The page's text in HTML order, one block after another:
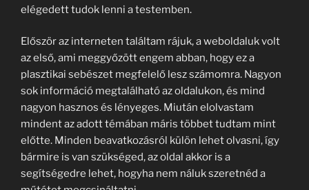
elégedett tudok lenni a testemben.
Először az interneten találtam rájuk, a weboldaluk volt
az első, ami meggyőzött engem abban, hogy ez a
plasztikai sebészet megfelelő lesz számomra. Nagyon
sok információ megtalálható az oldalukon, és mind
nagyon hasznos és lényeges. Miután elolvastam
mindent az adott témában máris többet tudtam mint
előtte. Minden beavatkozásról külön lehet olvasni, így
bármire is van szükséged, az oldal akkor is a
segítségedre lehet, hogyha nem náluk szeretnéd a